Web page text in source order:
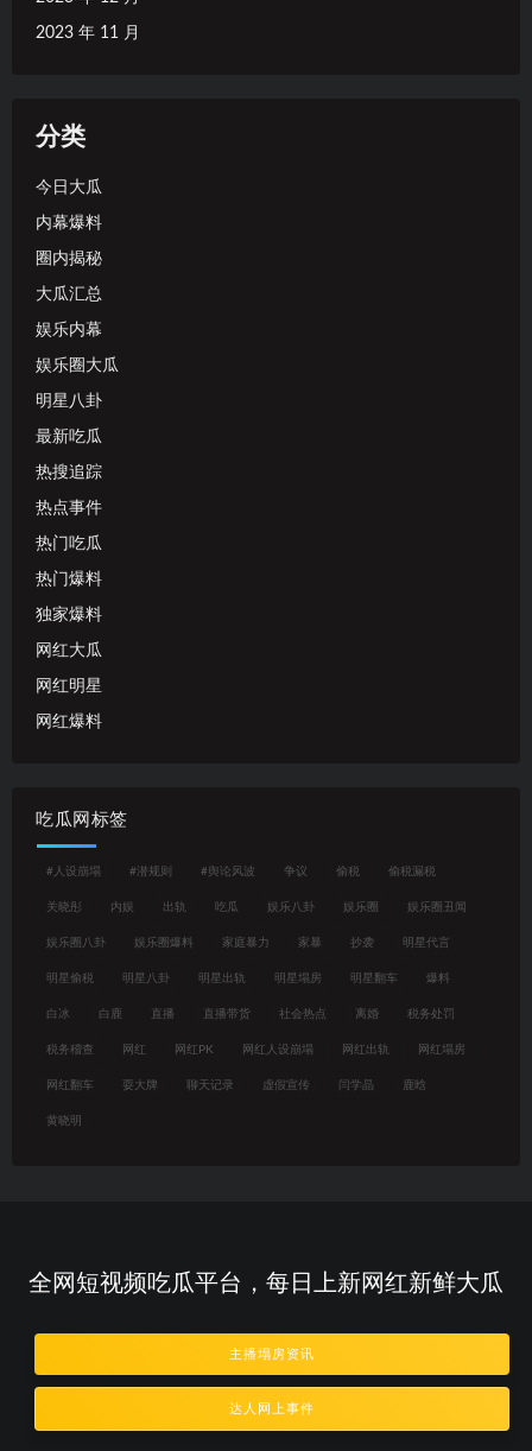
2023 年 11 月
分类
今日大瓜
内幕爆料
圈内揭秘
大瓜汇总
娱乐内幕
娱乐圈大瓜
明星八卦
最新吃瓜
热搜追踪
热点事件
热门吃瓜
热门爆料
独家爆料
网红大瓜
网红明星
网红爆料
吃瓜网标签
#人设崩塌 #潜规则 #舆论风波 争议 偷税 偷税漏税
关晓彤 内娱 出轨 吃瓜 娱乐八卦 娱乐圈 娱乐圈丑闻
娱乐圈八卦 娱乐圈爆料 家庭暴力 家暴 抄袭 明星代言
明星偷税 明星八卦 明星出轨 明星塌房 明星翻车 爆料
白冰 白鹿 直播 直播带货 社会热点 离婚 税务处罚
税务稽查 网红 网红PK 网红人设崩塌 网红出轨 网红塌房
网红翻车 耍大牌 聊天记录 虚假宣传 闫学晶 鹿晗
黄晓明
全网短视频吃瓜平台，每日上新网红新鲜大瓜
主播塌房资讯
达人网上事件